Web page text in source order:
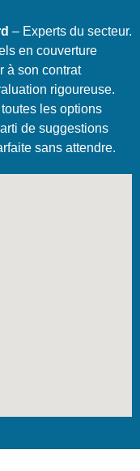
– Experts du secteur.
en couverture
à son contrat
rigoureuse.
les options
de suggestions
sans attendre.